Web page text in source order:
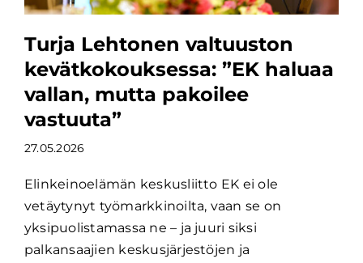
Turja Lehtonen valtuuston
kevätkokouksessa: ”EK haluaa
vallan, mutta pakoilee
vastuuta”
27.05.2026
Elinkeinoelämän keskusliitto EK ei ole
vetäytynyt työmarkkinoilta, vaan se on
yksipuolistamassa ne – ja juuri siksi
palkansaajien keskusjärjestöjen ja